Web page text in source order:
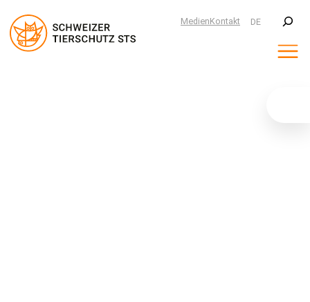
MedienKontakt DE
Suchen